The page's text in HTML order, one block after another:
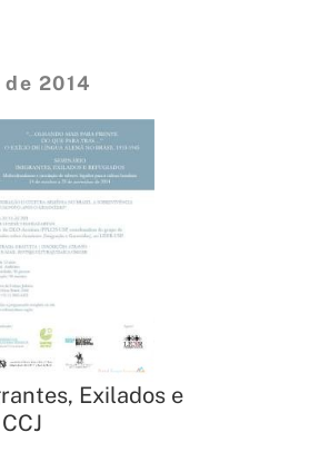
2014
Exilados e